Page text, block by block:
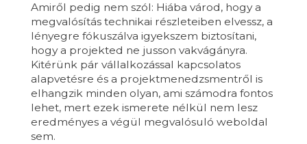
Amiről pedig nem szól: Hiába várod, hogy a
megvalósítás technikai részleteiben elvessz, a
lényegre fókuszálva igyekszem biztosítani,
hogy a projekted ne jusson vakvágányra.
Kitérünk pár vállalkozással kapcsolatos
alapvetésre és a projektmenedzsmentről is
elhangzik minden olyan, ami számodra fontos
lehet, mert ezek ismerete nélkül nem lesz
eredményes a végül megvalósuló weboldal
sem.